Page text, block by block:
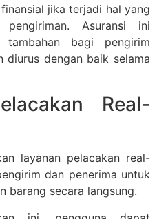
jika terjadi hal yang
Asuransi ini
tambahan bagi pengirim
diurus dengan baik selama
Real-
layanan pelacakan real-
dan penerima untuk
barang secara langsung.